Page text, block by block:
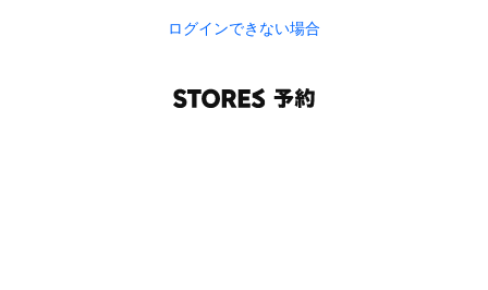
ログインできない場合